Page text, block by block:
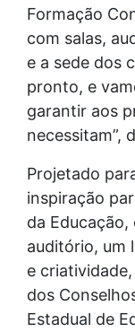
Formação
com salas,
e a sede dos
pronto, e
garantir aos
necessitam”,
Projetado
inspiração
da
auditório, um
e
dos
Estadual de